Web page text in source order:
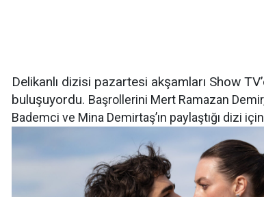
Delikanlı dizisi pazartesi akşamları Show
buluşuyordu. Başrollerini Mert Ramazan
Bademci ve Mina Demirtaş’ın paylaştığı dizi için